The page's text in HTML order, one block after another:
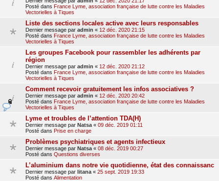
Posté dans France Lyme, association française de lutte contre les Maladies
Vectorielles à Tiques
Liste des sections locales active avec leurs responsables
Dernier message par admin « 12 déc. 2020 21:15
Posté dans France Lyme, association française de lutte contre les Maladies
Vectorielles à Tiques
Les groupes Facebook pour rassembler les adhérents par
région
Dernier message par admin « 12 déc. 2020 21:12
Posté dans France Lyme, association française de lutte contre les Maladies
Vectorielles à Tiques
Comment recevoir gratuitement les infos associatives ?
Dernier message par admin « 12 déc. 2020 20:42
Posté dans France Lyme, association française de lutte contre les Maladies
Vectorielles à Tiques
Lyme et troubles de l’attention TDA(H)
Dernier message par Natsa « 09 déc. 2019 01:11
Posté dans Prise en charge
Problèmes psychiatriques et agents infectieux
Dernier message par Natsa « 08 déc. 2019 00:27
Posté dans Questions diverses
L’aluminium dans notre vie quotidienne, état des connaissanc
Dernier message par litana « 25 sept. 2019 19:33
Posté dans Alimentation